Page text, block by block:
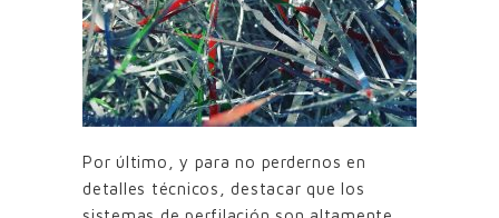
Por último, y para no perdernos en
detalles técnicos, destacar que los